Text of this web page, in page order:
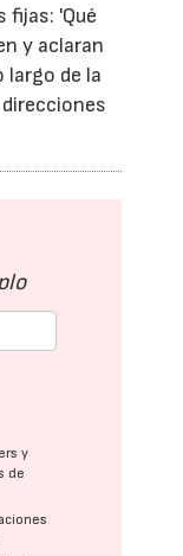
fijas: 'Qué
y aclaran
largo de la
y
de